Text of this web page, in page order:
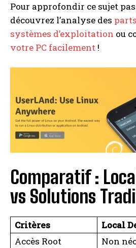
Pour approfondir ce sujet
découvrez l’analyse des
systèmes d’exploitation ou
votre PC facilement !
Comparatif :
vs Solutions
Critères
Local
Accès Root
Non